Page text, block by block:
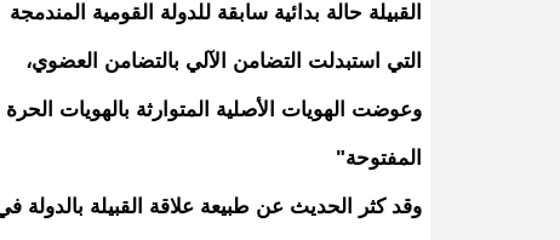
القبيلة حالة بدائية سابقة للدولة القومية المندمجة
التي استبدلت التضامن الآلي بالتضامن العضوي،
وعوضت الهويات الأصلية المتوارثة بالهويات الحرة
المفتوحة"
وقد كثر الحديث عن طبيعة علاقة القبيلة بالدولة في